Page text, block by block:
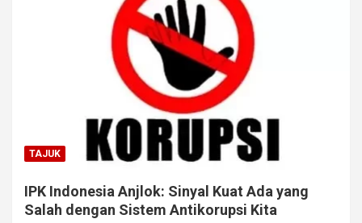
TAJUK
IPK Indonesia Anjlok: Sinyal Kuat Ada yang
Salah dengan Sistem Antikorupsi Kita